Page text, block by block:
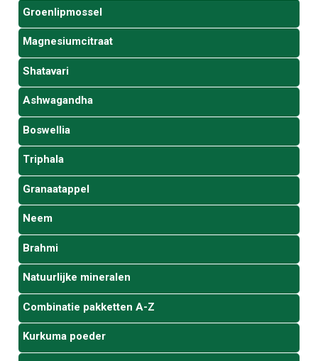
Groenlipmossel
Magnesiumcitraat
Shatavari
Ashwagandha
Boswellia
Triphala
Granaatappel
Neem
Brahmi
Natuurlijke mineralen
Combinatie pakketten A-Z
Kurkuma poeder